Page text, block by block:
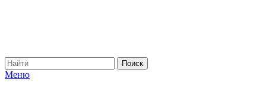
Меню